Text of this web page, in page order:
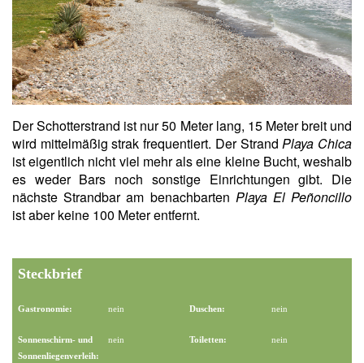
Der Schotterstrand ist nur 50 Meter lang, 15 Meter breit und
wird mittelmäßig strak frequentiert. Der Strand Playa Chica
ist eigentlich nicht viel mehr als eine kleine Bucht, weshalb
es weder Bars noch sonstige Einrichtungen gibt. Die
nächste Strandbar am benachbarten Playa El Peñoncillo
ist aber keine 100 Meter entfernt.
Steckbrief
Gastronomie: nein Duschen: nein
Sonnenschirm- und
Sonnenliegenverleih:
nein Toiletten: nein